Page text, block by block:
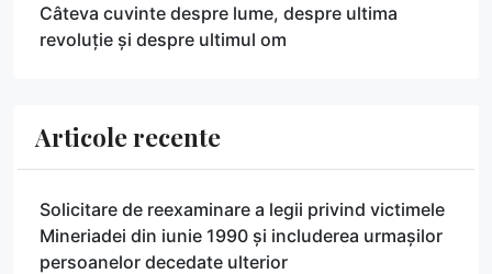
Câteva cuvinte despre lume, despre ultima
revoluție și despre ultimul om
Articole recente
Solicitare de reexaminare a legii privind victimele
Mineriadei din iunie 1990 și includerea urmașilor
persoanelor decedate ulterior